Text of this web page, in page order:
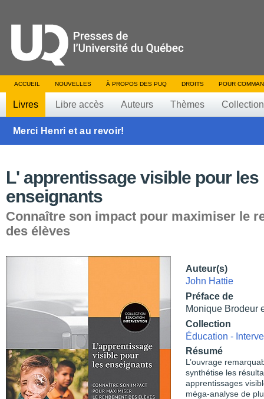
ACCUEIL NOUVELLES À PROPOS DES PUQ DROITS POUR
Livres Libre accès Auteurs Thèmes
Merci Henri et au revoir!
L' apprentissage visible pour les
enseignants
Connaître son impact pour maximiser le
des élèves
Auteur(s)
John Hattie
Préface de
Monique Brodeur
Collection
Éducation -
Résumé
L’ouvrage
synthétise les
apprentissages
méga-analyse de